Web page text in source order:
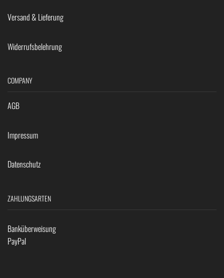
Versand & Lieferung
Widerrufsbelehrung
COMPANY
AGB
Impressum
Datenschutz
ZAHLUNGSARTEN
Banküberweisung
PayPal